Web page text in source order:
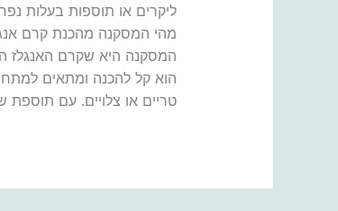
ליקרים או תוספות בעלות
מהי המסקנה מהכנת קרם
המסקנה היא שקרם האנגלז
הוא קל להכנה ומתאים
טריים או צלויים. עם תוספת